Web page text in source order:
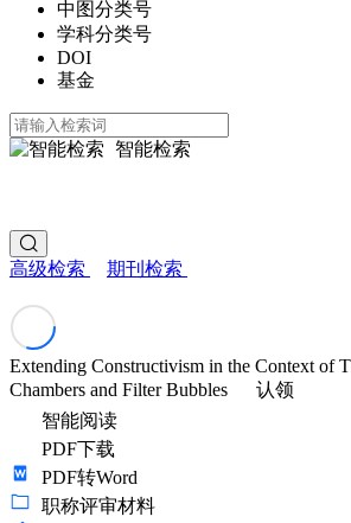
中图分类号
学科分类号
DOI
基金
智能检索
高级检索 期刊检索
Extending Constructivism in the Context of
Chambers and Filter Bubbles
认领
智能阅读
PDF下载
PDF转Word
职称评审材料